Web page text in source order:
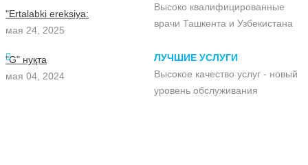
"Ertalabki ereksiya:
мая 24, 2025
"G" нуқта
мая 04, 2024
Высоко квалифицированные
врачи Ташкента и Узбекистана
ЛУЧШИЕ УСЛУГИ
Высокое качество услуг - новый
уровень обслуживания